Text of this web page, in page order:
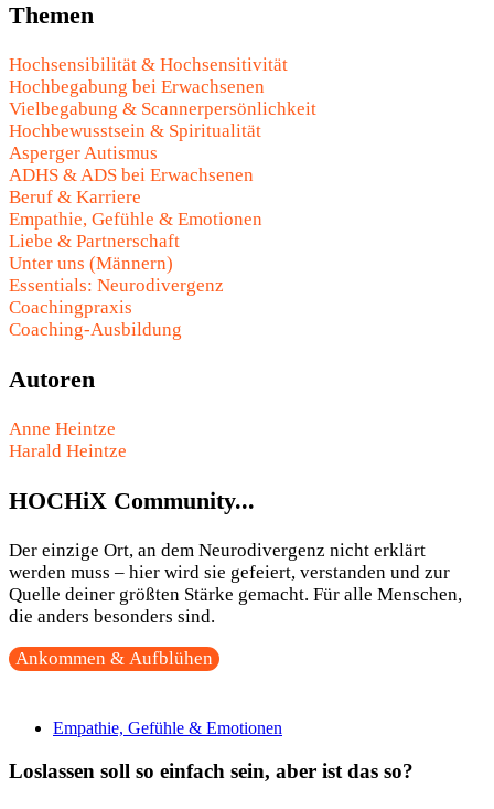
Themen
Hochsensibilität & Hochsensitivität
Hochbegabung bei Erwachsenen
Vielbegabung & Scannerpersönlichkeit
Hochbewusstsein & Spiritualität
Asperger Autismus
ADHS & ADS bei Erwachsenen
Beruf & Karriere
Empathie, Gefühle & Emotionen
Liebe & Partnerschaft
Unter uns (Männern)
Essentials: Neurodivergenz
Coachingpraxis
Coaching-Ausbildung
Autoren
Anne Heintze
Harald Heintze
HOCHiX Community...
Der einzige Ort, an dem Neurodivergenz nicht erklärt
werden muss – hier wird sie gefeiert, verstanden und zur
Quelle deiner größten Stärke gemacht. Für alle Menschen,
die anders besonders sind.
Ankommen & Aufblühen
Empathie, Gefühle & Emotionen
Loslassen soll so einfach sein, aber ist das so?